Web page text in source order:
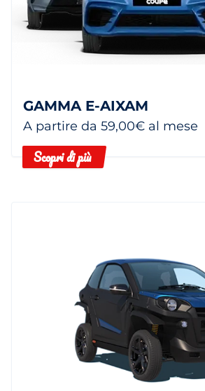
GAMMA E-AIXAM
A partire da 59,00€ al mese
Scopri di più